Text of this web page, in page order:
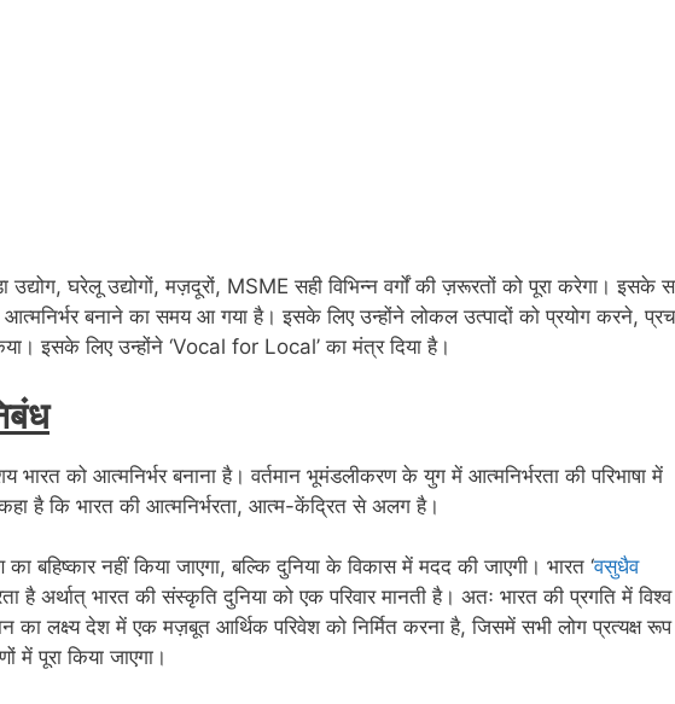
घरेलू उद्योगों, मज़दूरों, MSME सही विभिन्न वर्गों की ज़रूरतों को पूरा करेगा। इसके
आत्मनिर्भर बनाने का समय आ गया है। इसके लिए उन्होंने लोकल उत्पादों को प्रयोग करने,
इसके लिए उन्होंने ‘Vocal for Local’ का मंत्र दिया है।
को आत्मनिर्भर बनाना है। वर्तमान भूमंडलीकरण के युग में आत्मनिर्भरता की परिभाषा में
है कि भारत की आत्मनिर्भरता, आत्म-केंद्रित से अलग है।
का बहिष्कार नहीं किया जाएगा, बल्कि दुनिया के विकास में मदद की जाएगी। भारत ‘वसुधैव
है अर्थात् भारत की संस्कृति दुनिया को एक परिवार मानती है। अतः भारत की प्रगति में विश्व
का लक्ष्य देश में एक मज़बूत आर्थिक परिवेश को निर्मित करना है, जिसमें सभी लोग प्रत्यक्ष
में पूरा किया जाएगा।